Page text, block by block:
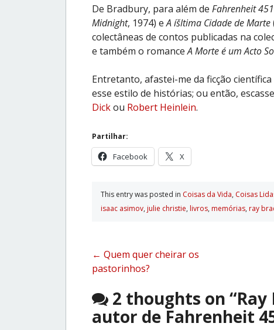
De Bradbury, para além de Fahrenheit 451
Midnight, 1974) eA íšltima Cidade de Marte
colectâneas de contos publicadas na
e também o romanceA Morte é um Acto
Entretanto, afastei-me da ficção
esse estilo de histórias; ou então,
Dickou Robert Heinlein.
Partilhar:
Facebook X
This entry was posted in Coisas da Vida, Coisas
isaac asimov, julie christie, livros, memórias, ray
Post
navigation
← Quem quer cheirar os
pastorinhos?
2 thoughts on “
autor de Fahrenheit